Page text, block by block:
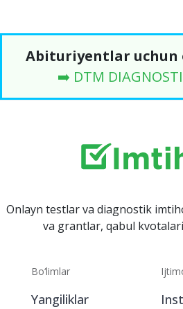
Abituriyentlar
➡️ DTM
Onlayn testlar va diagnostik
va grantlar, qabul
Bo‘limlar
Yangiliklar